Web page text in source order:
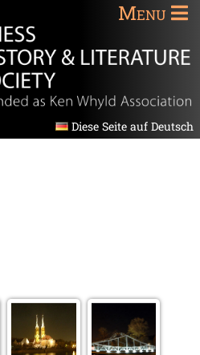
Menu
Diese Seite auf Deutsch